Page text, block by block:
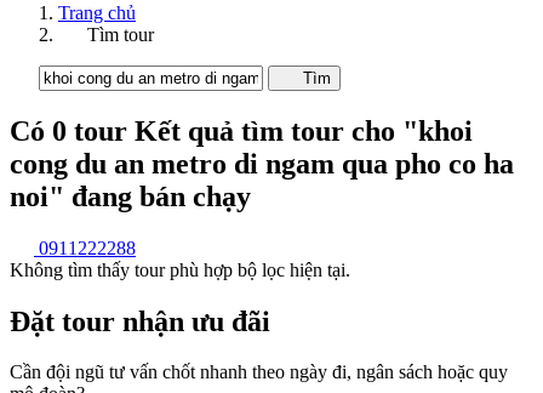
Trang chủ
Tìm tour
Tìm
Có 0 tour Kết quả tìm tour cho "khoi
cong du an metro di ngam qua pho co ha
noi" đang bán chạy
0911222288
Không tìm thấy tour phù hợp bộ lọc hiện tại.
Đặt tour nhận ưu đãi
Cần đội ngũ tư vấn chốt nhanh theo ngày đi, ngân sách hoặc quy